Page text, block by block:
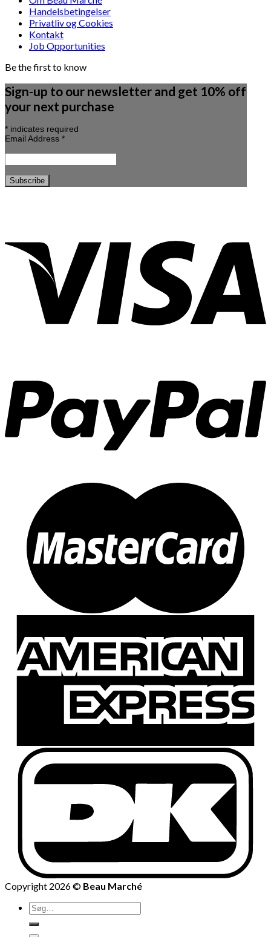
Handelsbetingelser
Privatliv og Cookies
Kontakt
Job Opportunities
Be the first to know
Sign-up to our newsletter and get 10% off
your next purchase
* indicates required
Email Address *
Copyright 2026 © Beau Marché
Søg
efter: